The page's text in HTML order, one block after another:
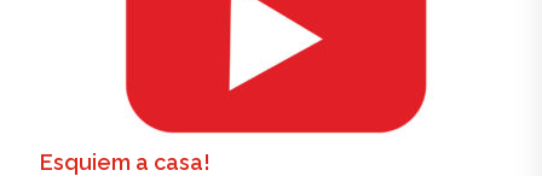
Esquiem a casa!